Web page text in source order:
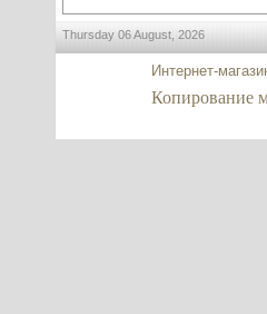
Thursday 06 August, 2026
Интернет-
Копирование